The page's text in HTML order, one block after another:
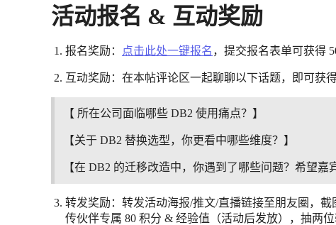
活动报名 & 互动奖励
报名奖励： 点击此处一键报名 ，提交报名表单可获得
互动奖励：在本帖评论区一起聊聊以下话题，即可获
【 所在公司面临哪些 DB2 使用痛点？】
【关于 DB2 替换选型，你更看中哪些维度？】
【在 DB2 的迁移改造中，你遇到了哪些问题？希望嘉
转发奖励：转发活动海报/推文/直播链接至朋友圈，
传伙伴专属 80 积分 & 经验值（活动后发放），抽两位